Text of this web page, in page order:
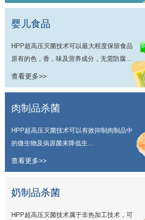
婴儿食品
HPP超高压灭菌技术可以最大程度保留食品
原有的色，香，味及营养成分，无需防腐...
查看更多>>
肉制品杀菌
HPP超高压灭菌技术可以有效抑制肉制品中
的微生物及病原菌来降低生...
查看更多>>
奶制品杀菌
HPP超高压灭菌技术属于非热加工技术，可